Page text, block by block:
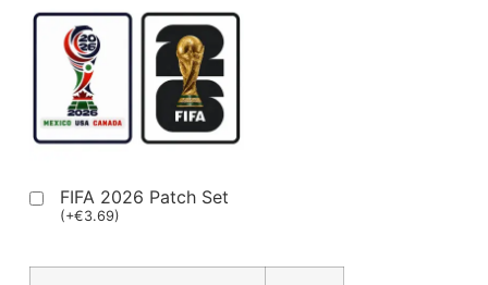
FIFA 2026 Patch Set
(+€3.69)